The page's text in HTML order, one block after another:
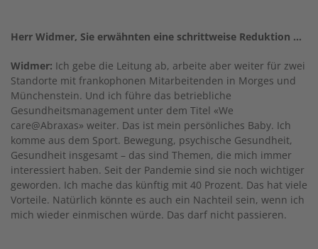
Herr Widmer, Sie erwähnten eine schrittweise Reduktion …
Widmer: Ich gebe die Leitung ab, arbeite aber weiter für zwei
Standorte mit frankophonen Mitarbeitenden in Morges und
Münchenstein. Und ich führe das betriebliche
Gesundheitsmanagement unter dem Titel «We
care@Abraxas» weiter. Das ist mein persönliches Baby. Ich
komme aus dem Sport. Bewegung, psychische Gesundheit,
Gesundheit insgesamt – das sind Themen, die mich immer
interessiert haben. Seit der Pandemie sind sie noch wichtiger
geworden. Ich mache das künftig mit 40 Prozent. Das hat viele
Vorteile. Natürlich könnte es auch ein Nachteil sein, wenn ich
mich wieder einmischen würde. Das darf nicht passieren.